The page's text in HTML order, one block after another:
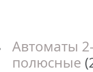
Автоматы 2-
полюсные